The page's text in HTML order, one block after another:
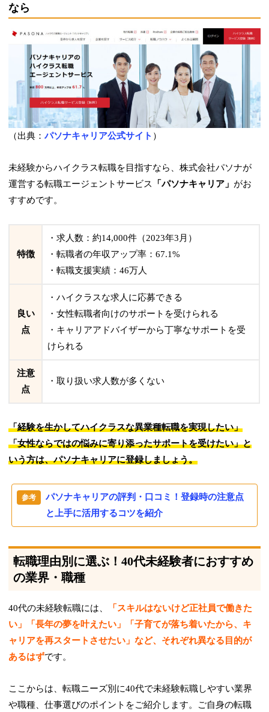
なら
（出典：パソナキャリア公式サイト ）
未経験からハイクラス転職を目指すなら、株式会社パソナが
運営する転職エージェントサービス
「パソナキャリア」 がお
すすめです。
特徴
・求人数：約14,000件（2023年3月）
・転職者の年収アップ率：67.1%
・転職支援実績：46万人
良い
点
・ハイクラスな求人に応募できる
・女性転職者向けのサポートを受けられる
・キャリアアドバイザーから丁寧なサポートを受
けられる
注意
点
・取り扱い求人数が多くない
「経験を生かしてハイクラスな異業種転職を実現したい」
「女性ならではの悩みに寄り添ったサポートを受けたい」と
いう方は、パソナキャリアに登録しましょう。
パソナキャリアの評判・口コミ！登録時の注意点
と上手に活用するコツを紹介
転職理由別に選ぶ！40代未経験者におすすめ
の業界・職種
40代の未経験転職には、
「スキルはないけど正社員で働きた
い」「長年の夢を叶えたい」「子育てが落ち着いたから、キ
ャリアを再スタートさせたい」など、それぞれ異なる目的が
あるはずです。
ここからは、転職ニーズ別に40代で未経験転職しやすい業界
や職種、仕事選びのポイントをご紹介します。ご自身の転職